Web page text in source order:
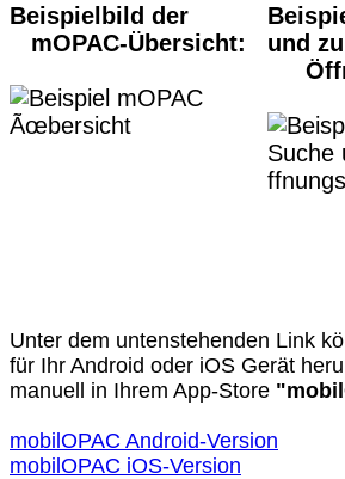
Beispielbild der
mOPAC-Übersicht:
und
Unter dem untenstehenden Link
für Ihr Android oder iOS Gerät
manuell in Ihrem App-Store
mobilOPAC Android-Version
mobilOPAC iOS-Version